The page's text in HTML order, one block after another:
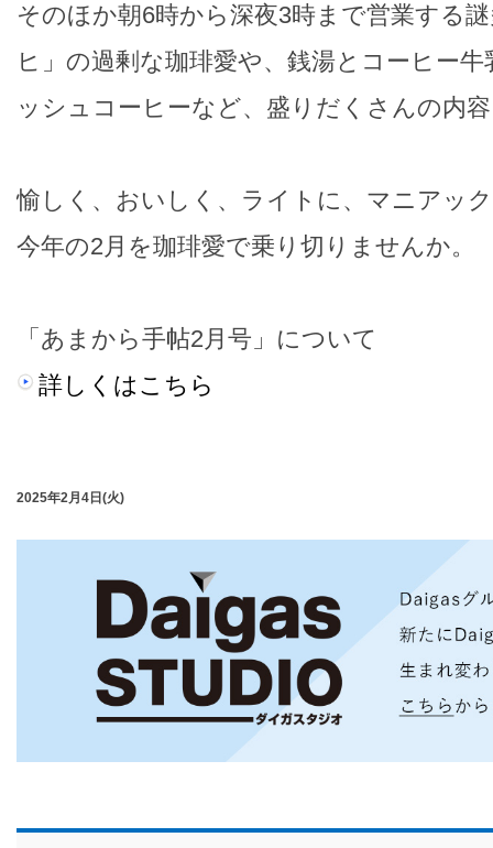
そのほか朝6時から深夜3時まで営業する
ヒ」の過剰な珈琲愛や、銭湯とコーヒー
ッシュコーヒーなど、盛りだくさんの内
愉しく、おいしく、ライトに、マニアッ
今年の2月を珈琲愛で乗り切りませんか。
「あまから手帖2月号」について
詳しくはこちら
2025年2月4日(火)